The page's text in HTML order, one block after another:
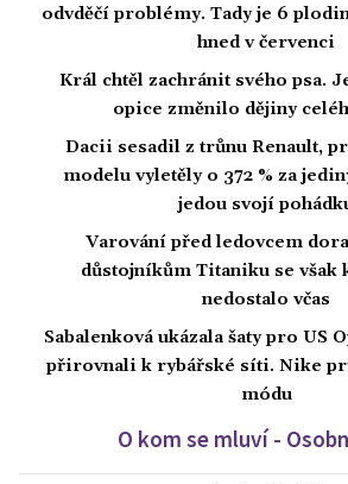
odvděčí problémy. Tady je 6
hned v červenci
Král chtěl zachránit svého psa.
opice změnilo dějiny
Dacii sesadil z trůnu Renault,
modelu vyletěly o 372 % za
jedou svojí
Varování před ledovcem
důstojníkům Titaniku se však
nedostalo včas
Sabalenková ukázala šaty pro US
přirovnali k rybářské síti. Nike
módu
O kom se mluví -